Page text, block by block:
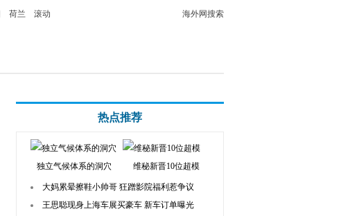
海外网搜索
荷兰 滚动
热点推荐
独立气候体系的洞穴 维秘新晋10位超模
大妈累晕擦鞋小帅哥 狂蹭影院福利惹争议
王思聪现身上海车展买豪车 新车订单曝光